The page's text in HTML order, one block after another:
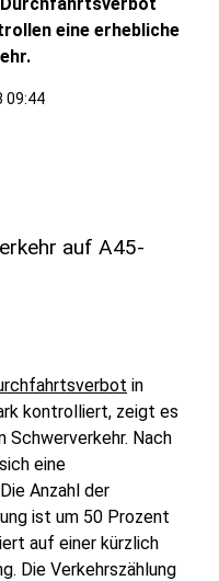
eine erhebliche
09:44
auf A45-
in
kontrolliert, zeigt es
Schwerverkehr. Nach
eine
Anzahl der
ist um 50 Prozent
auf einer kürzlich
Die Verkehrszählung